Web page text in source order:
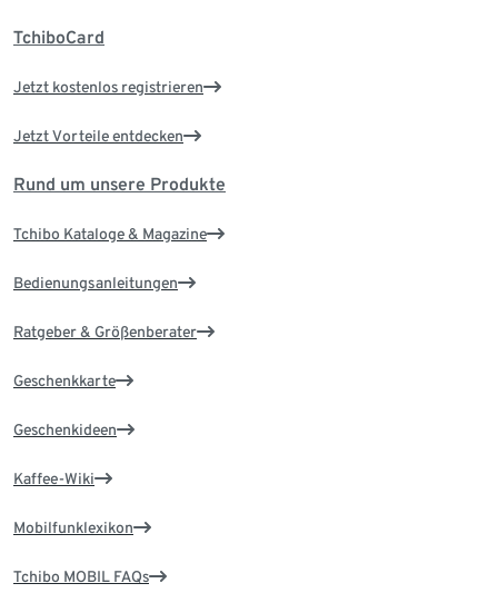
TchiboCard
Jetzt kostenlos registrieren
Jetzt Vorteile entdecken
Rund um unsere Produkte
Tchibo Kataloge & Magazine
Bedienungsanleitungen
Ratgeber & Größenberater
Geschenkkarte
Geschenkideen
Kaffee-Wiki
Mobilfunklexikon
Tchibo MOBIL FAQs